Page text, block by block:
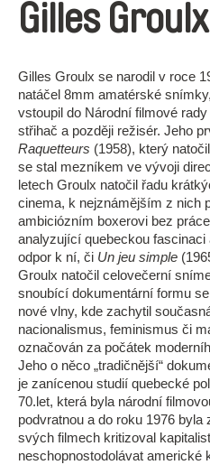
Gilles Groulx
Gilles Groulx se narodil v roce
natáčel 8mm amatérské
vstoupil do Národní filmové
střihač a později režisér. Jeho
Raquetteurs (1958), který
se stal mezníkem ve vývoji
letech Groulx natočil řadu
cinema, k nejznámějším z nich
ambiciózním boxerovi bez
analyzující quebeckou
odpor k ní, či Un jeu simple
Groulx natočil celovečerní
snoubící dokumentární formu
nové vlny, kde zachytil
nacionalismus, feminismus či
označován za počátek
Jeho o něco „tradičnější“
je zanícenou studií quebecké
70.let, která byla národní
podvratnou a do roku 1976
svých filmech kritizoval
neschopnostodolávat americké